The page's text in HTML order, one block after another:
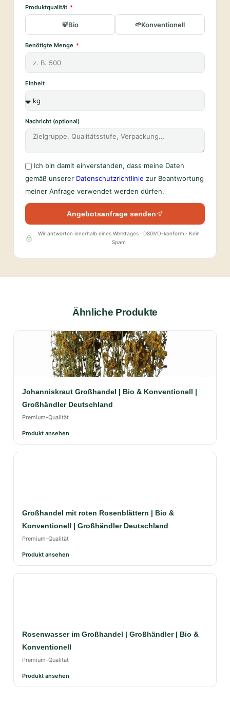
Produktqualität
Bio Konventionell
Benötigte Menge
Einheit
Nachricht (optional)
Ich bin damit einverstanden, dass meine Daten
gemäß unserer Datenschutzrichtlinie zur Beantwortung
meiner Anfrage verwendet werden dürfen.
Angebotsanfrage senden
Wir antworten innerhalb eines Werktages · DSGVO-konform · Kein
Spam
Ähnliche Produkte
Johanniskraut Großhandel | Bio & Konventionell |
Großhändler Deutschland
Premium-Qualität
Produkt ansehen
Großhandel mit roten Rosenblättern | Bio &
Konventionell | Großhändler Deutschland
Premium-Qualität
Produkt ansehen
Rosenwasser im Großhandel | Großhändler | Bio &
Konventionell
Premium-Qualität
Produkt ansehen